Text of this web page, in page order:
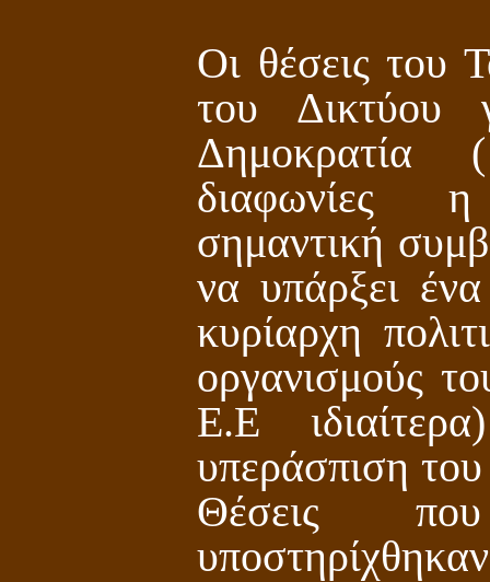
Οι θέσεις του
του Δικτύου
Δημοκρατία
διαφωνίες
σημαντική
να υπάρξει
κυρίαρχη
οργανισμούς
Ε.Ε
υπεράσπιση
Θέσεις